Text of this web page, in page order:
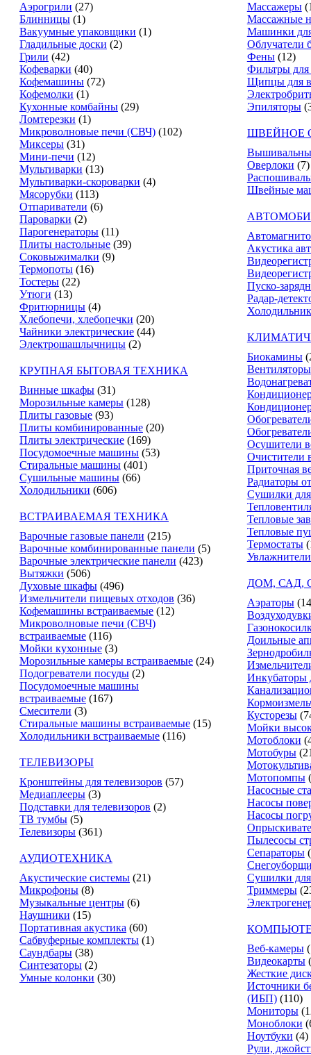
Аэрогрили (27)
Блинницы (1)
Вакуумные упаковщики (1)
Гладильные доски (2)
Грили (42)
Кофеварки (40)
Кофемашины (72)
Кофемолки (1)
Кухонные комбайны (29)
Ломтерезки (1)
Микроволновые печи (СВЧ) (102)
Миксеры (31)
Мини-печи (12)
Мультиварки (13)
Мультиварки-скороварки (4)
Мясорубки (113)
Отпариватели (6)
Пароварки (2)
Парогенераторы (11)
Плиты настольные (39)
Соковыжималки (9)
Термопоты (16)
Тостеры (22)
Утюги (13)
Фритюрницы (4)
Хлебопечи, хлебопечки (20)
Чайники электрические (44)
Электрошашлычницы (2)
КРУПНАЯ БЫТОВАЯ ТЕХНИКА
Винные шкафы (31)
Морозильные камеры (128)
Плиты газовые (93)
Плиты комбинированные (20)
Плиты электрические (169)
Посудомоечные машины (53)
Стиральные машины (401)
Сушильные машины (66)
Холодильники (606)
ВСТРАИВАЕМАЯ ТЕХНИКА
Варочные газовые панели (215)
Варочные комбинированные панели (5)
Варочные электрические панели (423)
Вытяжки (506)
Духовые шкафы (496)
Измельчители пищевых отходов (36)
Кофемашины встраиваемые (12)
Микроволновые печи (СВЧ)
встраиваемые (116)
Мойки кухонные (3)
Морозильные камеры встраиваемые (24)
Подогреватели посуды (2)
Посудомоечные машины
встраиваемые (167)
Смесители (3)
Стиральные машины встраиваемые (15)
Холодильники встраиваемые (116)
ТЕЛЕВИЗОРЫ
Кронштейны для телевизоров (57)
Медиаплееры (3)
Подставки для телевизоров (2)
ТВ тумбы (5)
Телевизоры (361)
АУДИОТЕХНИКА
Акустические системы (21)
Микрофоны (8)
Музыкальные центры (6)
Наушники (15)
Портативная акустика (60)
Сабвуферные комплекты (1)
Саундбары (38)
Синтезаторы (2)
Умные колонки (30)
Массажеры
Массажные
Машинки
Облучатели
Фены (12)
Фильтры
Щипцы для
Эпиляторы
ШВЕЙНОЕ
Оверлоки (7)
Швейные
Акустика
Пуско-
Радар-
Биокамины
Вентиляторы
Осушители
Очистители
Приточная
Радиаторы
Сушилки
Тепловые
Тепловые
Термостаты
ДОМ, САД,
Аэраторы
Доильные
Инкубаторы
Кусторезы
Мойки
Мотоблоки
Мотобуры
Мотопомпы
Насосные
Насосы
Насосы
Пылесосы
Сепараторы
Сушилки
Триммеры
Веб-камеры
Видеокарты
Жесткие
Источники
(ИБП) (110)
Мониторы
Моноблоки
Ноутбуки (4)
Рули,